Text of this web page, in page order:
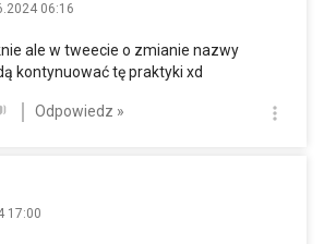
06:16
ale w tweecie o zmianie nazwy
kontynuować tę praktyki xd
Odpowiedz »
17:00